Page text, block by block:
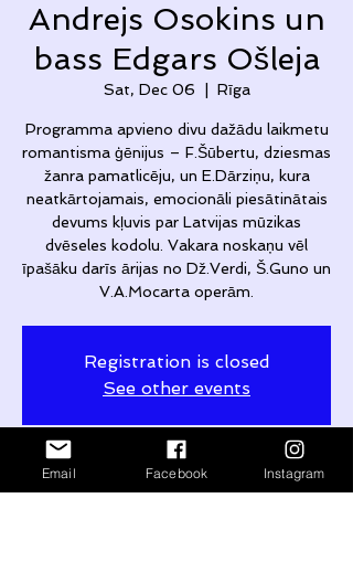
Andrejs Osokins un
bass Edgars Ošleja
Sat, Dec 06 Rīga
Programma apvieno divu dažādu laikmetu
romantisma ģēnijus – F.Šūbertu, dziesmas
žanra pamatlicēju, un E.Dārziņu, kura
neatkārtojamais, emocionāli piesātinātais
devums kļuvis par Latvijas mūzikas
dvēseles kodolu. Vakara noskaņu vēl
īpašāku darīs ārijas no Dž.Verdi, Š.Guno un
V.A.Mocarta operām.
Registration is closed
See other events
Time & Location
Email Facebook Instagram